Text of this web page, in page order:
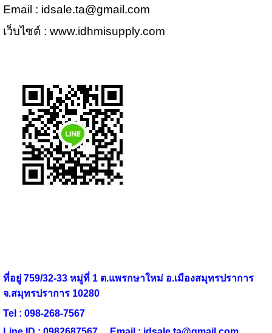
Email : idsale.ta@gmail.com
เว็บไซต์ : www.idhmisupply.com
ที่อยู่ 759/32-33 หมู่ที่ 1 ต.แพรกษาใหม่ อ.เมืองสมุทรปราการ
จ.สมุทรปราการ 10280
Tel : 098-268-7567